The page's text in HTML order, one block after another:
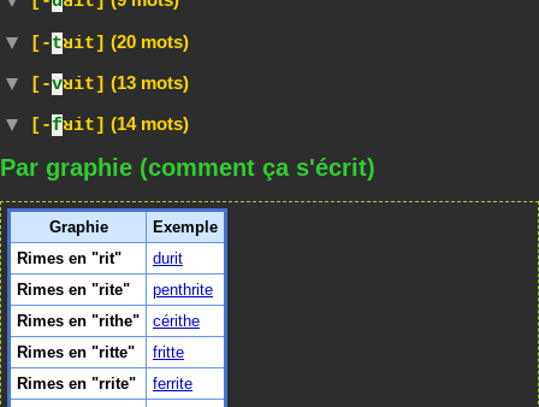
[-tʁit] (20 mots)
[-vʁit] (13 mots)
[-fʁit] (14 mots)
Par graphie (comment ça s'écrit)
Graphie
Exemple
Rimes en "rit"
durit
Rimes en "rite"
penthrite
Rimes en "rithe"
cérithe
Rimes en "ritte"
fritte
Rimes en "rrite"
ferrite